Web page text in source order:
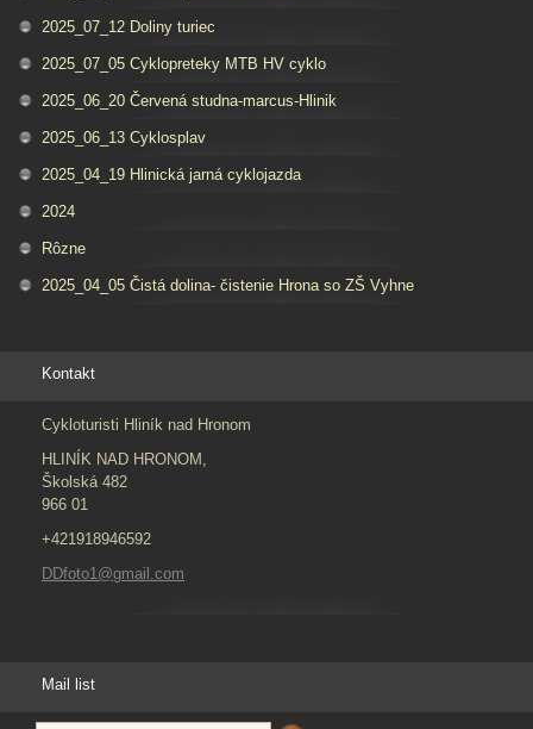
2025_07_12 Doliny turiec
2025_07_05 Cyklopreteky MTB HV cyklo
2025_06_20 Červená studna-marcus-Hlinik
2025_06_13 Cyklosplav
2025_04_19 Hlinická jarná cyklojazda
2024
Rôzne
2025_04_05 Čistá dolina- čistenie Hrona so ZŠ Vyhne
Kontakt
Cykloturisti Hliník nad Hronom
HLINÍK NAD HRONOM,
Školská 482
966 01
+421918946592
DDfoto1@gmail.com
Mail list